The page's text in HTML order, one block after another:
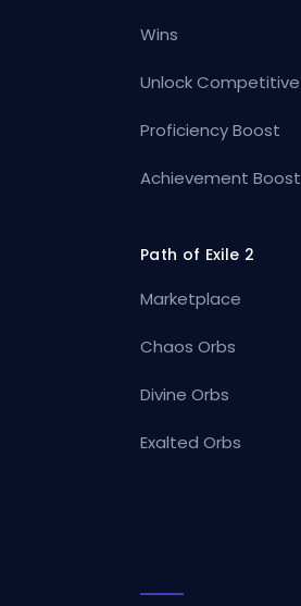
Wins
Unlock Competitive
Proficiency Boost
Achievement Boost
Path of Exile 2
Marketplace
Chaos Orbs
Divine Orbs
Exalted Orbs